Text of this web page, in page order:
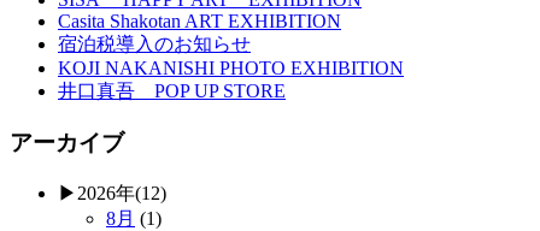
Casita Shakotan ART EXHIBITION
宿泊税導入のお知らせ
KOJI NAKANISHI PHOTO EXHIBITION
井口真吾 POP UP STORE
アーカイブ
▶ 2026年(12)
8月 (1)